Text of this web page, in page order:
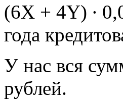
(6X + 4Y) ∙
года
У нас вся
рублей.